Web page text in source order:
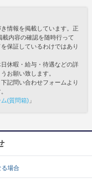
情報を掲載しています。正
内容の確認を随時行って
保証しているわけではあり
休暇・給与・待遇などの詳
お願い致します。
記問い合わせフォームより
(質問箱) 」
る場合